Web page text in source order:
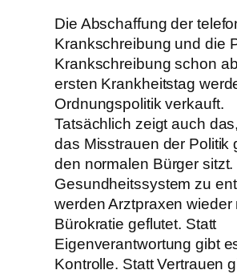
Die Abschaffung der
Krankschreibung und die
Krankschreibung schon
ersten Krankheitstag
Ordnungspolitik verkauft.
Tatsächlich zeigt auch
das Misstrauen der Politik
den normalen Bürger sitzt.
Gesundheitssystem zu
werden Arztpraxen wieder
Bürokratie geflutet. Statt
Eigenverantwortung gibt
Kontrolle. Statt Vertrauen